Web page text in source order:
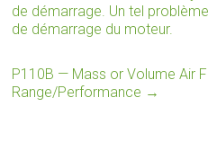
de démarrage. Un tel
de démarrage du moteur.
P110B — Mass or Volume Air
Range/Performance →